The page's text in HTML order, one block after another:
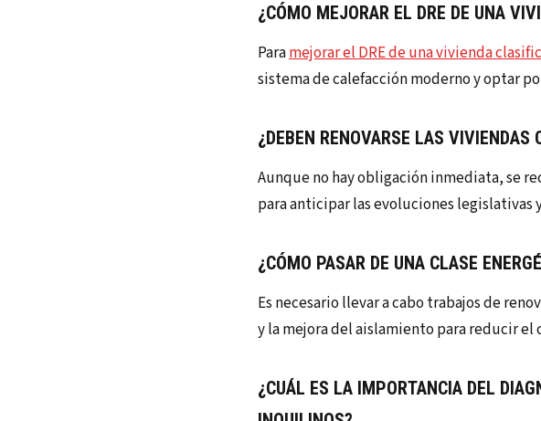
¿CÓMO MEJORAR EL DRE DE UNA
Paramejorar el DRE de una vivienda
sistema de calefacción moderno y optar
¿DEBEN RENOVARSE LAS VIVIENDAS
Aunque no hay obligación inmediata, se
para anticipar las evoluciones legislativas
¿CÓMO PASAR DE UNA CLASE
Es necesario llevar a cabo trabajos de
y la mejora del aislamiento para reducir el
¿CUÁL ES LA IMPORTANCIA DEL